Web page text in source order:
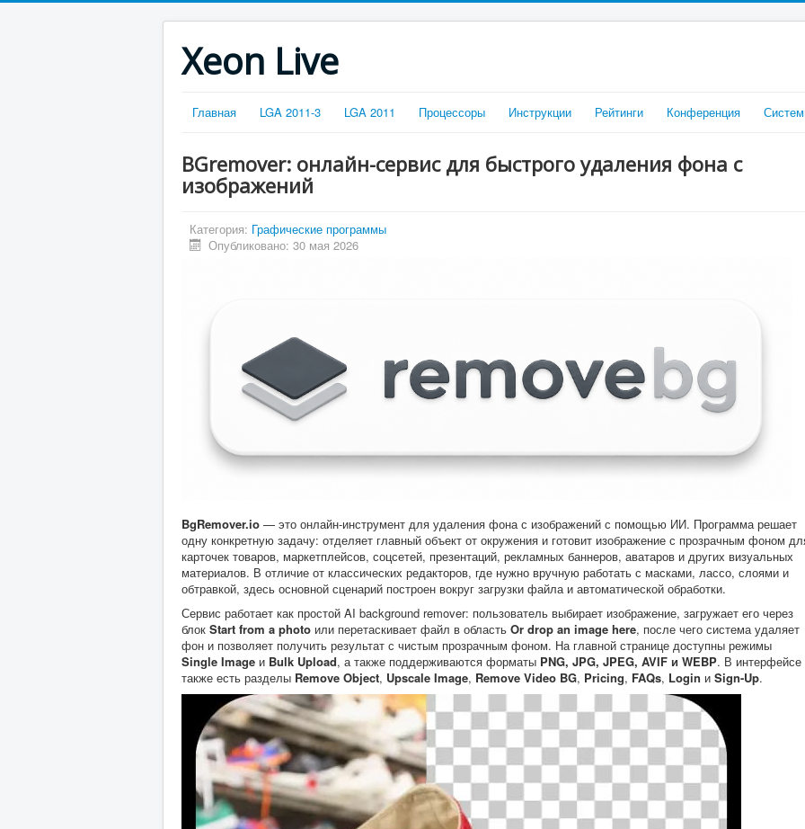
Xeon Live
Главная LGA 2011-3 LGA 2011 Процессоры Инструкции Рейтинги Конференция
BGremover: онлайн-сервис для быстрого удаления фона с
изображений
Категория: Графические программы
Опубликовано: 30 мая 2026
BgRemover.io — это онлайн-инструмент для удаления фона с изображений с помощью ИИ. Программа решает
одну конкретную задачу: отделяет главный объект от окружения и готовит изображение с прозрачным фоном
карточек товаров, маркетплейсов, соцсетей, презентаций, рекламных баннеров, аватаров и других визуальных
материалов. В отличие от классических редакторов, где нужно вручную работать с масками, лассо, слоями и
обтравкой, здесь основной сценарий построен вокруг загрузки файла и автоматической обработки.
Сервис работает как простой AI background remover: пользователь выбирает изображение, загружает его через
блок Start from a photo или перетаскивает файл в область Or drop an image here, после чего система удаляет
фон и позволяет получить результат с чистым прозрачным фоном. На главной странице доступны режимы
Single Image и Bulk Upload, а также поддерживаются форматы PNG, JPG, JPEG, AVIF и WEBP. В интерфейсе
также есть разделы Remove Object, Upscale Image, Remove Video BG, Pricing, FAQs, Login и Sign-Up.